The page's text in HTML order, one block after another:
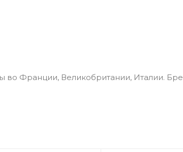
во Франции, Великобритании, Италии.